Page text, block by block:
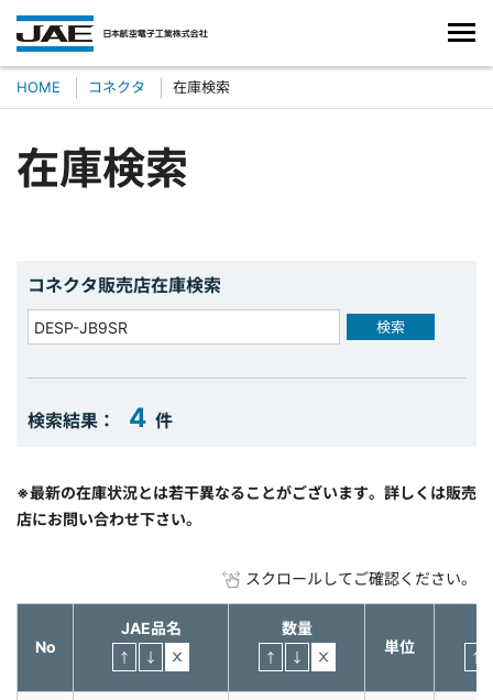
HOME コネクタ 在庫検索
在庫検索
コネクタ販売店在庫検索
検索
検索結果： 4 件
※最新の在庫状況とは若干異なることがございます。詳しくは販売
店にお問い合わせ下さい。
スクロールしてご確認ください。
No
JAE品名
数量
単位